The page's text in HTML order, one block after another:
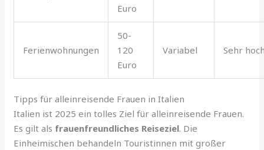
Euro
Ferienwohnungen
50-
120
Euro
Variabel Sehr
Tipps für alleinreisende Frauen in Italien
Italien ist 2025 ein tolles Ziel für alleinreisende Frauen.
Es gilt als frauenfreundliches Reiseziel. Die
Einheimischen behandeln Touristinnen mit großer